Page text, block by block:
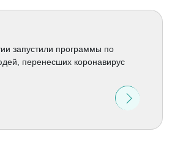
запустили программы по
перенесших коронавирус